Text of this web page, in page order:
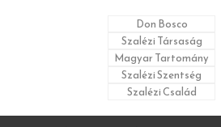
Don Bosco
Szalézi Társaság
Magyar Tartomány
Szalézi Szentség
Szalézi Család